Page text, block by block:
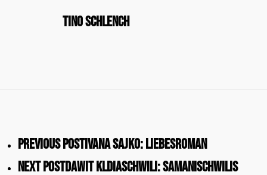
Tino Schlench
Previous PostIvana Sajko: Liebesroman
Next PostDawit Kldiaschwili: Samanischwilis